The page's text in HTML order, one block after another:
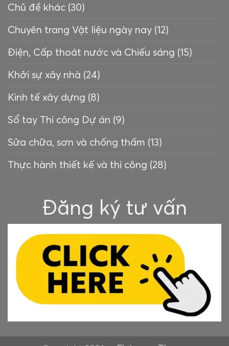
Chủ đề khác (30)
Chuyên trang Vật liệu ngày nay (12)
Điện, Cấp thoát nước và Chiếu sáng (15)
Khởi sự xây nhà (24)
Kinh tế xây dựng (8)
Sổ tay Thi công Dự án (9)
Sửa chữa, sơn và chống thấm (13)
Thực hành thiết kế và thi công (28)
Đăng ký tư vấn